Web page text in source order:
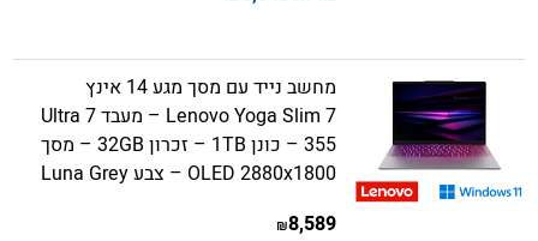
מחשב נייד עם מסך מגע 14 אינץ
Lenovo Yoga Slim 7 – מעבד Ultra 7
355 – כונן 1TB – זכרון 32GB – מסך
OLED 2880x1800 – צבע Luna Grey
8,589
₪